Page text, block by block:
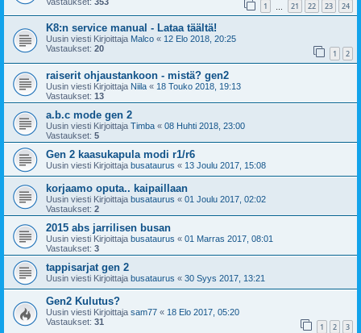
1 21 22 23 24
K8:n service manual - Lataa täältä!
Uusin viesti Kirjoittaja Malco « 12 Elo 2018, 20:25
Vastaukset: 20 1 2
raiserit ohjaustankoon - mistä? gen2
Uusin viesti Kirjoittaja Niila « 18 Touko 2018, 19:13
Vastaukset: 13
a.b.c mode gen 2
Uusin viesti Kirjoittaja Timba « 08 Huhti 2018, 23:00
Vastaukset: 5
Gen 2 kaasukapula modi r1/r6
Uusin viesti Kirjoittaja busataurus « 13 Joulu 2017, 15:08
korjaamo oputa.. kaipaillaan
Uusin viesti Kirjoittaja busataurus « 01 Joulu 2017, 02:02
Vastaukset: 2
2015 abs jarrilisen busan
Uusin viesti Kirjoittaja busataurus « 01 Marras 2017, 08:01
Vastaukset: 3
tappisarjat gen 2
Uusin viesti Kirjoittaja busataurus « 30 Syys 2017, 13:21
Gen2 Kulutus?
Uusin viesti Kirjoittaja sam77 « 18 Elo 2017, 05:20
Vastaukset: 31 1 2 3